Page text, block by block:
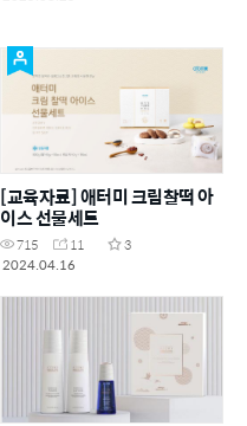
[교육자료] 애터미 크림찰떡 아
이스 선물세트
715 11
3
2024.04.16